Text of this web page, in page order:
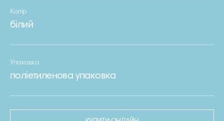
Колір
білий
Упаковка
поліетиленова упаковка